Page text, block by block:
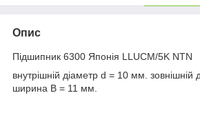
Опис
Підшипник 6300 Японія LLUCM/5K NTN
внутрішній діаметр d = 10 мм. зовнішній
ширина B = 11 мм.